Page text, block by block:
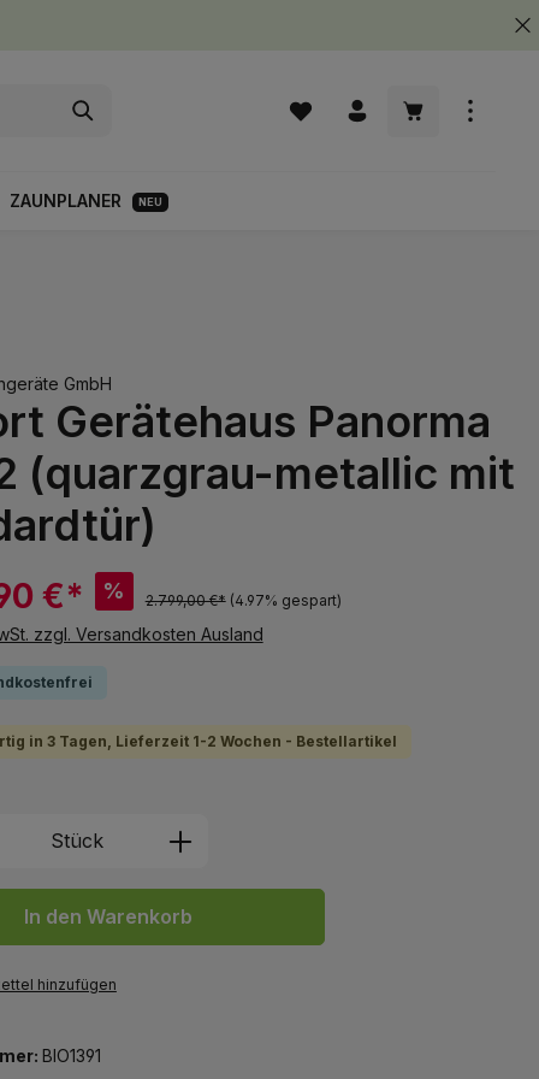
Warenkorb
ZAUNPLANER NEU
GmbH
Gerätehaus Panorma
(quarzgrau-metallic mit
€* % 2.799,00 €* (4.97% gespart)
zzgl. Versandkosten Ausland
in 3 Tagen, Lieferzeit 1-2 Wochen - Bestellartikel
Anzahl: Gib den gewünschten Wert
Stück
In den Warenkorb
hinzufügen
BIO1391